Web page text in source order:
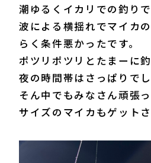
潮ゆるくイカリでの釣りで
波による横揺れでマイカ
らく条件悪かったです。
ポツリポツリとたまーに
夜の時間帯はさっぱりでし
そん中でもみなさん頑張
サイズのマイカもゲット